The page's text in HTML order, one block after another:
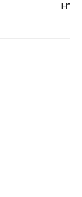
H”